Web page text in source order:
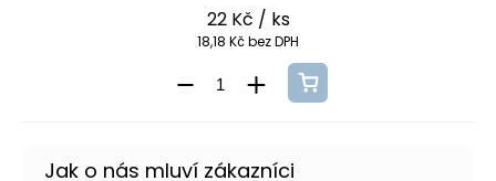
22 Kč / ks
18,18 Kč bez DPH